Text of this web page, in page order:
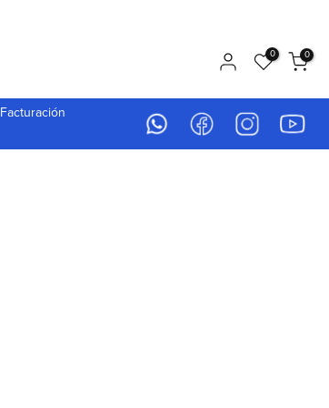
0 0
Facturación